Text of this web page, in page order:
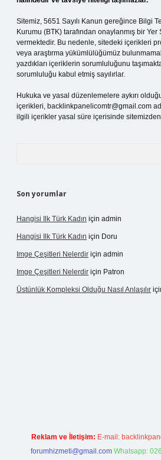
Sitemiz, 5651 Sayılı Kanun gereğince Bilgi
Kurumu (BTK) tarafından onaylanmış bir Yer
vermektedir. Bu nedenle, sitedeki içerikleri
veya araştırma yükümlülüğümüz
yazdıkları içeriklerin sorumluluğunu
sorumluluğu kabul etmiş sayılırlar.
Hukuka ve yasal düzenlemelere aykırı
içerikleri, backlinkpanelicomtr@gmail.com
ilgili içerikler yasal süre içerisinde sitemizden
Son yorumlar
Hangisi Ilk Türk Kadın için admin
Hangisi Ilk Türk Kadın için Doru
Imge Çeşitleri Nelerdir için admin
Imge Çeşitleri Nelerdir için Patron
Üstünlük Kompleksi Olduğu Nasıl Anlaşılır
Reklam ve İletişim: E-mail:
forumhizmeti@gmail.com Whatsapp: